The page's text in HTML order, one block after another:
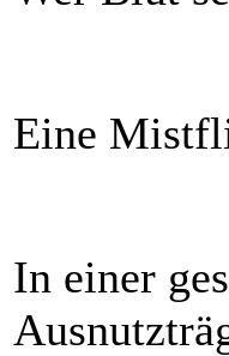
Eine
In einer